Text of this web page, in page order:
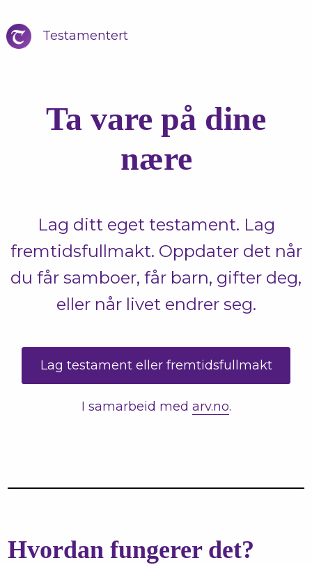
Testamentert
Ta vare på dine
nære
Lag ditt eget testament. Lag
fremtidsfullmakt. Oppdater det når
du får samboer, får barn, gifter deg,
eller når livet endrer seg.
Lag testament eller fremtidsfullmakt
I samarbeid med arv.no.
Hvordan fungerer det?